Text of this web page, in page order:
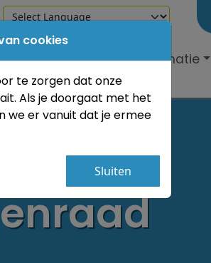
Praktische informatie
cookies
te zorgen dat onze
Als je doorgaat met het
we er vanuit dat je ermee
Sluiten